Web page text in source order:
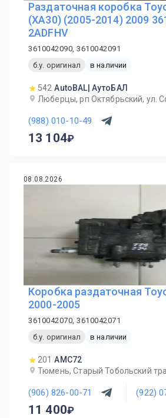
Раздаточная коробка
(XA30) (2005-2014) 2009
2ADFHV
3610042090, 3610042091
б.у. оригинал
в наличии
542 AutoBAL| АутоБАЛ
Люберцы, рп Октябрьский, ул.
(988) 010-10-49
13 104
08.08.2026
Коробка раздаточная
2000-2005
3610042070, 3610042071
б.у. оригинал
в наличии
201 AMC72
Тюмень, Старый Тобольский
(906) 826-00-71 (922)
11 400